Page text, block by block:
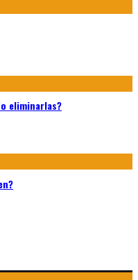
eliminarlas?